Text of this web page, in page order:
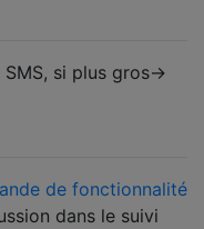
si plus gros->
de fonctionnalité
dans le suivi